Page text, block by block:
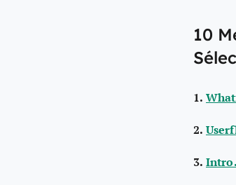
10
1.
2.
3.